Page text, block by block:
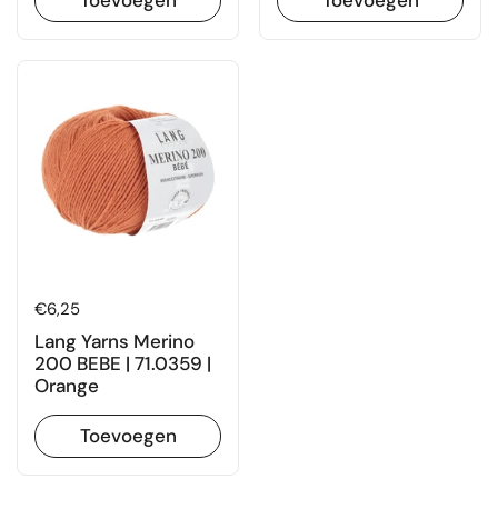
Prijs:
€6,25
Lang Yarns Merino
200 BEBE | 71.0359 |
Orange
Toevoegen